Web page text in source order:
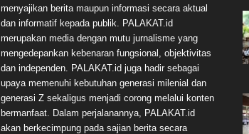
menyajikan berita maupun informasi secara aktual
dan informatif kepada publik. PALAKAT.id
merupakan media dengan mutu jurnalisme yang
mengedepankan kebenaran fungsional, objektivitas
dan independen. PALAKAT.id juga hadir sebagai
upaya memenuhi kebutuhan generasi milenial dan
generasi Z sekaligus menjadi corong melalui konten
bermanfaat. Dalam perjalanannya, PALAKAT.id
akan berkecimpung pada sajian berita secara